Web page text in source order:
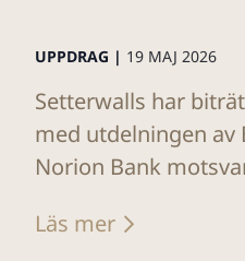
UPPDRAG | 19 MAJ 2026
Setterwalls har
med utdelningen av
Norion Bank
Läs mer